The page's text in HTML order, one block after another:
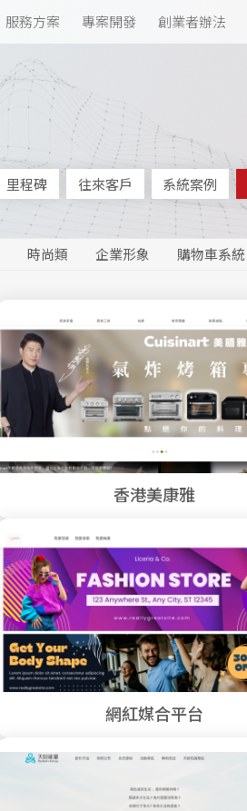
服務方案 專案開發 創業者辦法
里程碑 往來客戶 系統案例
時尚類 企業形象 購物車系統
香港美康雅
網紅媒合平台